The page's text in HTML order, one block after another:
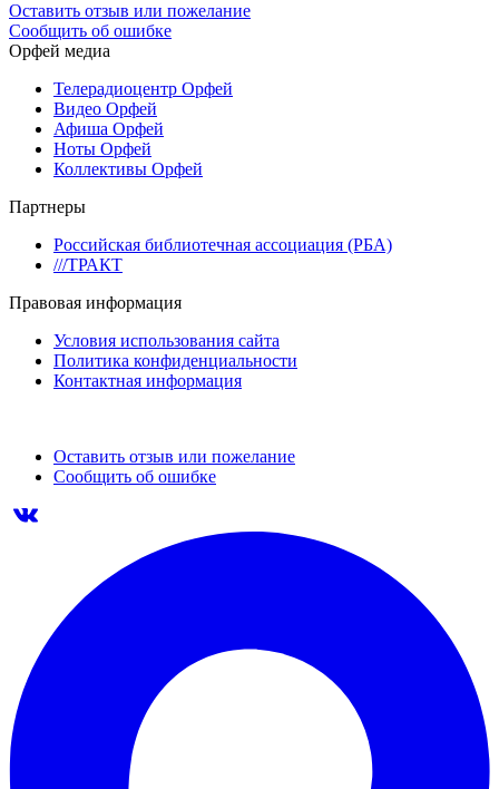
Оставить отзыв или пожелание
Сообщить об ошибке
Орфей медиа
Телерадиоцентр Орфей
Видео Орфей
Афиша Орфей
Ноты Орфей
Коллективы Орфей
Партнеры
Российская библиотечная ассоциация (РБА)
///ТРАКТ
Правовая информация
Условия использования сайта
Политика конфиденциальности
Контактная информация
Оставить отзыв или пожелание
Сообщить об ошибке